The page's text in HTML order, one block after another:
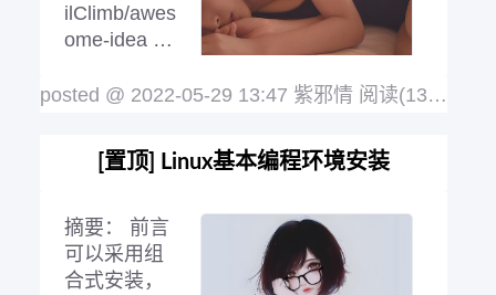
ilClimb/awes
ome-idea 这
我详细 这篇
作用，基础中的基础配置 JetBrains全家
桶破解地址，这种方式是采用补丁，不放
或者去：https:/
阅读全文
posted @ 2022-05-29 13:47 紫邪情 阅读(1335)
[置顶] Linux基本编程环境安装
摘要： 前言
可以采用组
合式安装，